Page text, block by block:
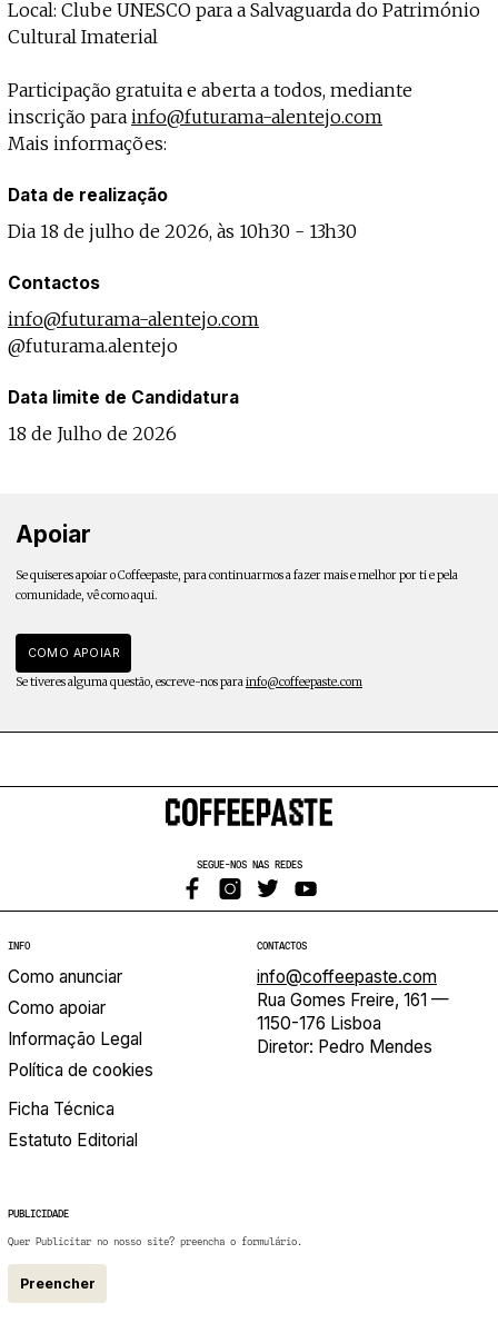
Local: Clube UNESCO para a Salvaguarda do Património
Cultural Imaterial
Participação gratuita e aberta a todos, mediante
inscrição para info@futurama-alentejo.com
Mais informações:
Data de realização
Dia 18 de julho de 2026, às 10h30 - 13h30
Contactos
info@futurama-alentejo.com
@futurama.alentejo
Data limite de Candidatura
18 de Julho de 2026
Apoiar
Se quiseres apoiar o Coffeepaste, para continuarmos a fazer mais e melhor por ti e pela
comunidade, vê como aqui.
COMO APOIAR
Se tiveres alguma questão, escreve-nos parainfo@coffeepaste.com
SEGUE-NOS NAS REDES
INFO
Como anunciar
Como apoiar
Informação Legal
Política de cookies
Ficha Técnica
Estatuto Editorial
CONTACTOS
info@coffeepaste.com
Rua Gomes Freire, 161 —
1150-176 Lisboa
Diretor: Pedro Mendes
PUBLICIDADE
Quer Publicitar no nosso site? preencha o formulário.
Preencher